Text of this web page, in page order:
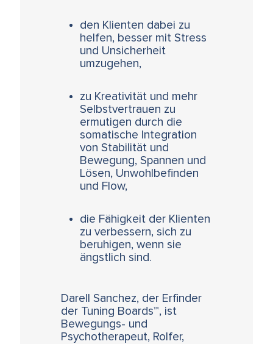
den Klienten dabei zu
helfen, besser mit Stress
und Unsicherheit
umzugehen,
zu Kreativität und mehr
Selbstvertrauen zu
ermutigen durch die
somatische Integration
von Stabilität und
Bewegung, Spannen und
Lösen, Unwohlbefinden
und Flow,
die Fähigkeit der Klienten
zu verbessern, sich zu
beruhigen, wenn sie
ängstlich sind.
Darell Sanchez, der Erfinder
der Tuning Boards™, ist
Bewegungs- und
Psychotherapeut, Rolfer,